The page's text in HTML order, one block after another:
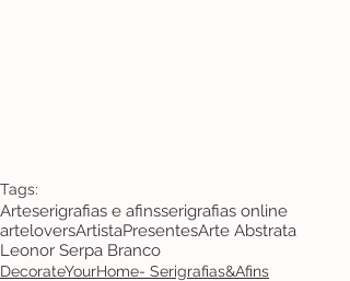
Tags:
Arteserigrafias e afinsserigrafias online
arteloversArtistaPresentesArte Abstrata
Leonor Serpa Branco
DecorateYourHome- Serigrafias&Afins